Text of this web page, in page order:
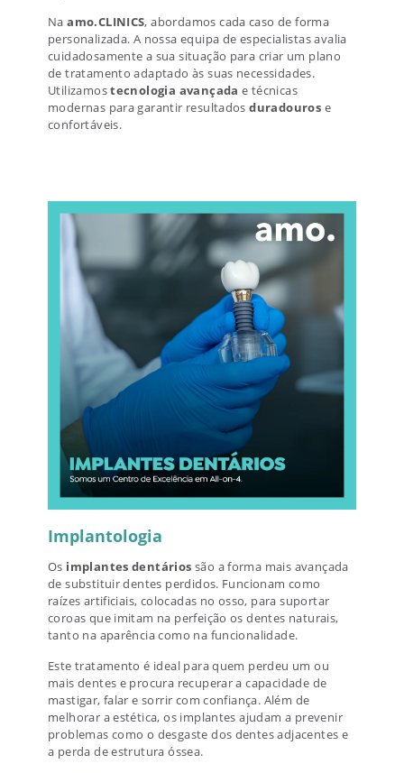
Naamo.CLINICS, abordamos cada caso de forma
personalizada. A nossa equipa de especialistas avalia
cuidadosamente a sua situação para criar um plano
de tratamento adaptado às suas necessidades.
Utilizamostecnologia avançada e técnicas
modernas para garantir resultadosduradouros e
confortáveis.
Implantologia
Os implantes dentários são a forma mais avançada
de substituir dentes perdidos. Funcionam como
raízes artificiais, colocadas no osso, para suportar
coroas que imitam na perfeição os dentes naturais,
tanto na aparência como na funcionalidade.
Este tratamento é ideal para quem perdeu um ou
mais dentes e procura recuperar a capacidade de
mastigar, falar e sorrir com confiança. Além de
melhorar a estética, os implantes ajudam a prevenir
problemas como o desgaste dos dentes adjacentes e
a perda de estrutura óssea.